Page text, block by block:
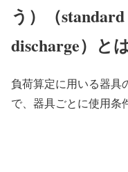
う）（
discharge）と
負荷算定に用いる器具
で、器具ごとに使用条